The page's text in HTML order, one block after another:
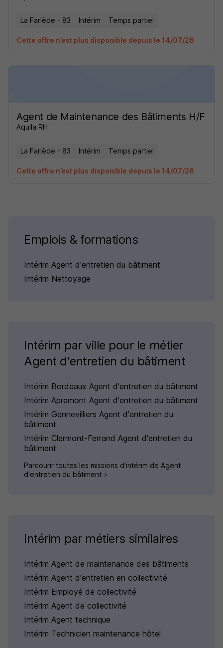
La Farlède - 83 Intérim Temps partiel
Cette offre n’est plus disponible depuis le 14/07/26
Agent de Maintenance des Bâtiments H/F
Aquila RH
La Farlède - 83 Intérim Temps partiel
Cette offre n’est plus disponible depuis le 14/07/26
Emplois & formations
Intérim Agent d'entretien du bâtiment
Intérim Nettoyage
Intérim par ville pour le métier
Agent d'entretien du bâtiment
Intérim Bordeaux Agent d'entretien du bâtiment
Intérim Apremont Agent d'entretien du bâtiment
Intérim Gennevilliers Agent d'entretien du
bâtiment
Intérim Clermont-Ferrand Agent d'entretien du
bâtiment
Parcourir toutes les missions d'intérim de Agent
d'entretien du bâtiment
Intérim par métiers similaires
Intérim Agent de maintenance des bâtiments
Intérim Agent d'entretien en collectivité
Intérim Employé de collectivité
Intérim Agent de collectivité
Intérim Agent technique
Intérim Technicien maintenance hôtel